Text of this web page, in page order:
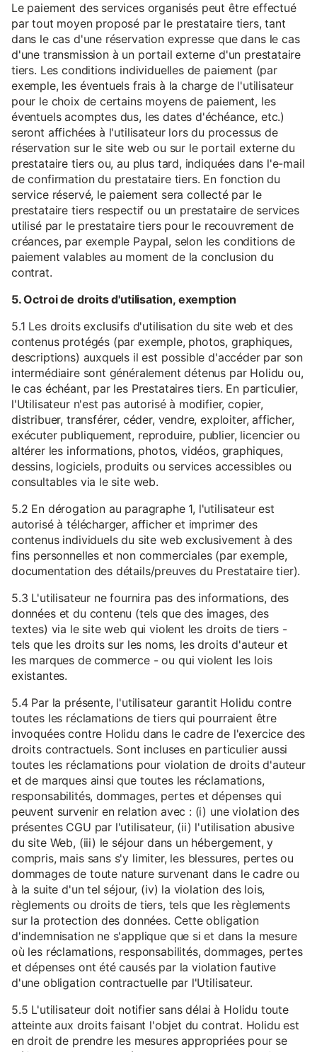
Le paiement des services organisés peut être effectué
par tout moyen proposé par le prestataire tiers, tant
dans le cas d'une réservation expresse que dans le cas
d'une transmission à un portail externe d'un prestataire
tiers. Les conditions individuelles de paiement (par
exemple, les éventuels frais à la charge de l'utilisateur
pour le choix de certains moyens de paiement, les
éventuels acomptes dus, les dates d'échéance, etc.)
seront affichées à l'utilisateur lors du processus de
réservation sur le site web ou sur le portail externe du
prestataire tiers ou, au plus tard, indiquées dans l'e-mail
de confirmation du prestataire tiers. En fonction du
service réservé, le paiement sera collecté par le
prestataire tiers respectif ou un prestataire de services
utilisé par le prestataire tiers pour le recouvrement de
créances, par exemple Paypal, selon les conditions de
paiement valables au moment de la conclusion du
contrat.
5. Octroi de droits d'utilisation, exemption
5.1 Les droits exclusifs d'utilisation du site web et des
contenus protégés (par exemple, photos, graphiques,
descriptions) auxquels il est possible d'accéder par son
intermédiaire sont généralement détenus par Holidu ou,
le cas échéant, par les Prestataires tiers. En particulier,
l'Utilisateur n'est pas autorisé à modifier, copier,
distribuer, transférer, céder, vendre, exploiter, afficher,
exécuter publiquement, reproduire, publier, licencier ou
altérer les informations, photos, vidéos, graphiques,
dessins, logiciels, produits ou services accessibles ou
consultables via le site web.
5.2 En dérogation au paragraphe 1, l'utilisateur est
autorisé à télécharger, afficher et imprimer des
contenus individuels du site web exclusivement à des
fins personnelles et non commerciales (par exemple,
documentation des détails/preuves du Prestataire tier).
5.3 L'utilisateur ne fournira pas des informations, des
données et du contenu (tels que des images, des
textes) via le site web qui violent les droits de tiers -
tels que les droits sur les noms, les droits d'auteur et
les marques de commerce - ou qui violent les lois
existantes.
5.4 Par la présente, l'utilisateur garantit Holidu contre
toutes les réclamations de tiers qui pourraient être
invoquées contre Holidu dans le cadre de l'exercice des
droits contractuels. Sont incluses en particulier aussi
toutes les réclamations pour violation de droits d'auteur
et de marques ainsi que toutes les réclamations,
responsabilités, dommages, pertes et dépenses qui
peuvent survenir en relation avec : (i) une violation des
présentes CGU par l'utilisateur, (ii) l'utilisation abusive
du site Web, (iii) le séjour dans un hébergement, y
compris, mais sans s'y limiter, les blessures, pertes ou
dommages de toute nature survenant dans le cadre ou
à la suite d'un tel séjour, (iv) la violation des lois,
règlements ou droits de tiers, tels que les règlements
sur la protection des données. Cette obligation
d'indemnisation ne s'applique que si et dans la mesure
où les réclamations, responsabilités, dommages, pertes
et dépenses ont été causés par la violation fautive
d'une obligation contractuelle par l'Utilisateur.
5.5 L'utilisateur doit notifier sans délai à Holidu toute
atteinte aux droits faisant l'objet du contrat. Holidu est
en droit de prendre les mesures appropriées pour se